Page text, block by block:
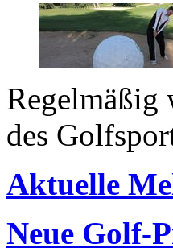
Regelmäßig
des
Aktuelle
Neue Golf-